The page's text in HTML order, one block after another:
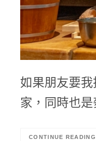
如果朋友要
家，同時也
CONTINUE READING